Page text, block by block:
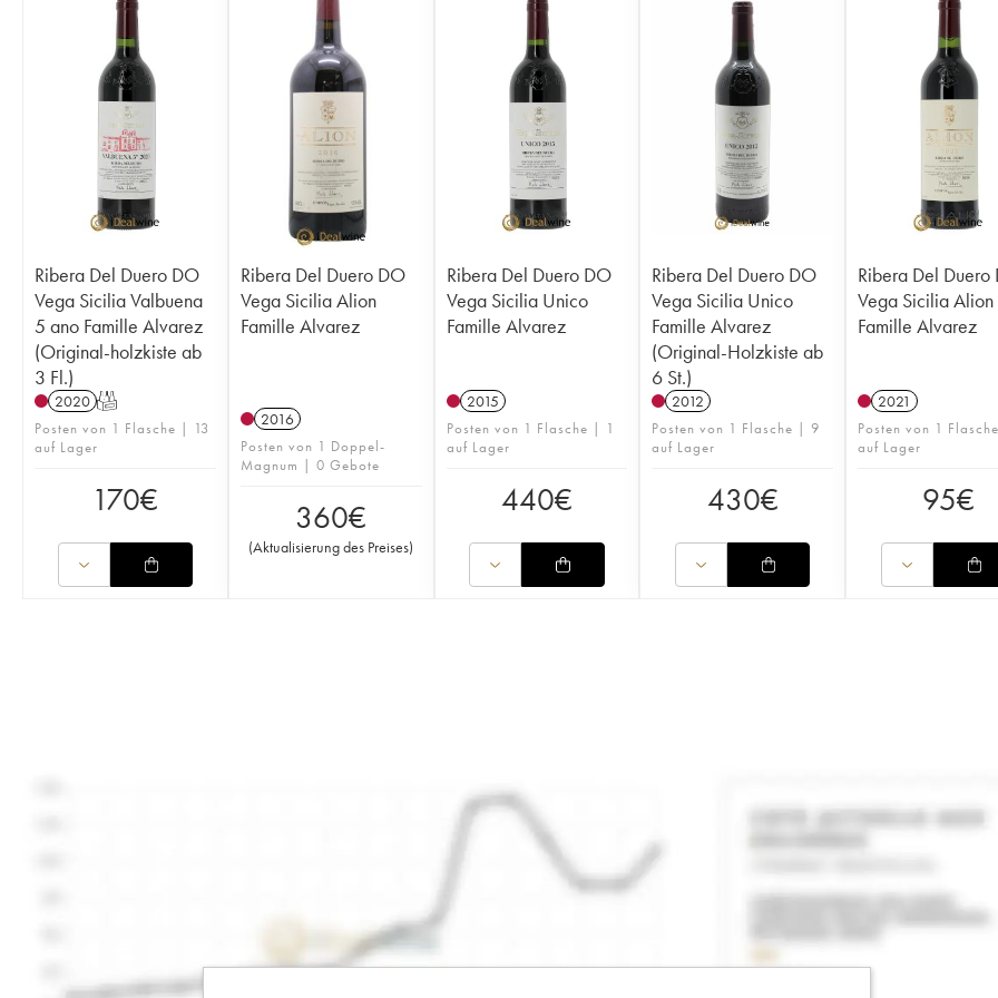
Ribera Del Duero DO
Vega Sicilia Valbuena
5 ano Famille Alvarez
(Original-holzkiste ab
3 Fl.)
2020 T
Posten von 1 Flasche | 13
auf Lager
170€
Ribera Del Duero DO
Vega Sicilia Alion
Famille Alvarez
2016
Posten von 1 Doppel-
Magnum | 0 Gebote
360€
(Aktualisierung des Preises)
Ribera Del Duero DO
Vega Sicilia Unico
Famille Alvarez
2015
Posten von 1 Flasche | 1
auf Lager
440€
Ribera Del Duero DO
Vega Sicilia Unico
Famille Alvarez
(Original-Holzkiste ab
6 St.)
2012
Posten von 1 Flasche | 9
auf Lager
430€
Ribera Del Duero
Vega Sicilia Alion
Famille Alvarez
2021
Posten von 1
auf Lager
95€